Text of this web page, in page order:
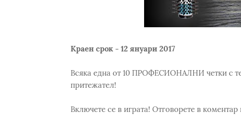
Краен срок - 12 януари 2017
Всяка една от 10 ПРОФЕСИОНАЛНИ четки с
притежател!
Включете се в играта! Отговорете в